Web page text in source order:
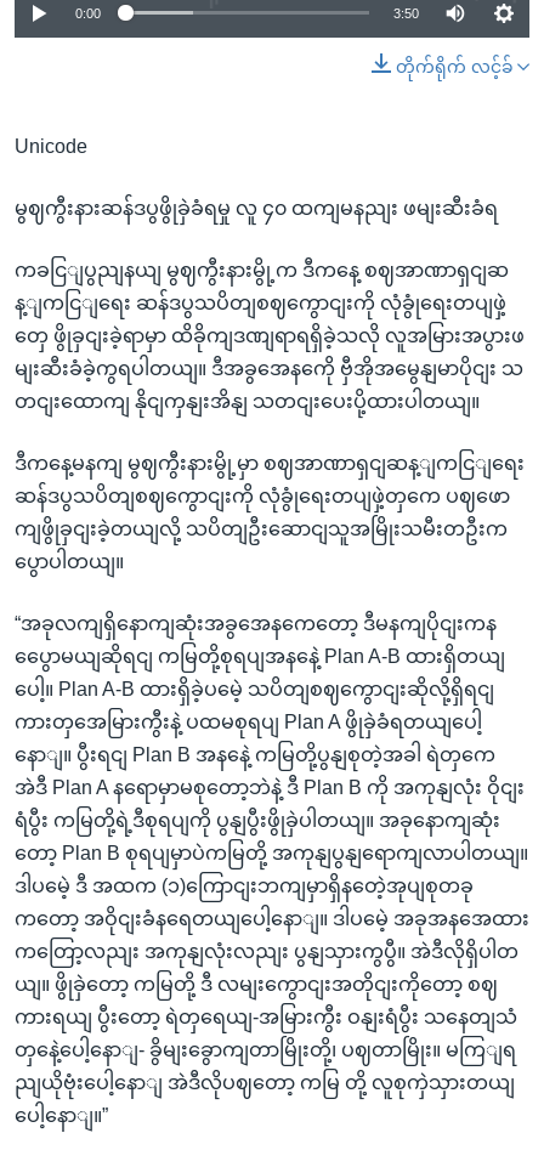
0:00 3:50
တိုက်ရိုက် လင့်ခ်
Unicode
မွဈကွီးနားဆန်ဒပွဖွိုခှဲခံရမှု လူ ၄၀ ထကျမနညျး ဖမျးဆီးခံရ
ကခငြျပွညျနယျ မွဈကွီးနားမွို့က ဒီကနေ့ စဈအာဏာရှငျဆ
န့ျကငြျရေး ဆန်ဒပွသပိတျစဈကွောငျးကို လုံခွုံရေးတပျဖှဲ့
တှေ ဖွိုခှငျးခဲ့ရာမှာ ထိခိုကျဒဏျရာရရှိခဲ့သလို လူအမြားအပွားဖ
မျးဆီးခံခဲ့ကွရပါတယျ။ ဒီအခွအေနကေို ဗှီအိုအမွေနျမာပိုငျး သ
တငျးထောကျ နိုငျကှနျးအိနျ သတငျးပေးပို့ထားပါတယျ။
ဒီကနေ့မနကျ မွဈကွီးနားမွို့မှာ စဈအာဏာရှငျဆန့ျကငြျရေး
ဆန်ဒပွသပိတျစဈကွောငျးကို လုံခွုံရေးတပျဖှဲ့တှကေ ပဈဖော
ကျဖွိုခှငျးခဲ့တယျလို့ သပိတျဦးဆောငျသူအမြိုးသမီးတဦးက
ပွောပါတယျ။
“အခုလကျရှိနောကျဆုံးအခွအေနကေတော့ ဒီမနကျပိုငျးကန
ပွေောမယျဆိုရငျ ကမြတို့စုရပျအနနေဲ့ Plan A-B ထားရှိတယျ
ပေါ့။ Plan A-B ထားရှိခဲ့ပမေဲ့ သပိတျစဈကွောငျးဆိုလို့ရှိရငျ
ကားတှအေမြားကွီးနဲ့ ပထမစုရပျ Plan A ဖွိုခှဲခံရတယျပေါ့
နောျ။ ပွီးရငျ Plan B အနနေဲ့ ကမြတို့ပွနျစုတဲ့အခါ ရဲတှကေ
အဲဒီ Plan A နရောမှာမစုတော့ဘဲနဲ့ ဒီ Plan B ကို အကုနျလုံး ဝိုငျး
ရံပွီး ကမြတို့ရဲ့ဒီစုရပျကို ပွနျပွီးဖွိုခှဲပါတယျ။ အခုနောကျဆုံး
တော့ Plan B စုရပျမှာပဲကမြတို့ အကုနျပွနျရောကျလာပါတယျ။
ဒါပမေဲ့ ဒီ အထက (၁)ကြောငျးဘကျမှာရှိနတေဲ့အုပျစုတခု
ကတော့ အဝိုငျးခံနရေတယျပေါ့နောျ။ ဒါပမေဲ့ အခုအနအေထား
ကတြော့လညျး အကုနျလုံးလညျး ပွနျသှားကွပွီ။ အဲဒီလိုရှိပါတ
ယျ။ ဖွိုခှဲတော့ ကမြတို့ ဒီ လမျးကွောငျးအတိုငျးကိုတော့ စဈ
ကားရယျ ပွီးတော့ ရဲတှရေယျ-အမြားကွီး ဝနျးရံပွီး သနေတျသံ
တှနေဲ့ပေါ့နောျ- ခွိမျးခွောကျတာမြိုးတို့၊ ပဈတာမြိုး။ မကြျရ
ညျယိုဗုံးပေါ့နောျ အဲဒီလိုပဈတော့ ကမြ တို့ လူစုကှဲသှားတယျ
ပေါ့နောျ။”